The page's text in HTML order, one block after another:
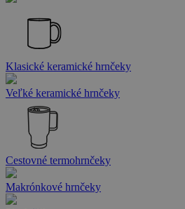
Klasické keramické hrnčeky
Veľké keramické hrnčeky
Cestovné termohrnčeky
Makrónkové hrnčeky